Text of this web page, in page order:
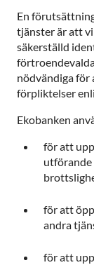
En
tjänster är att
säkerställd
nödvändiga för
förpliktelser
Ekobanken
för att
utförande
för att
andra
för att